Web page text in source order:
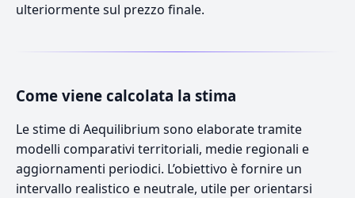
ulteriormente sul prezzo finale.
Come viene calcolata la stima
Le stime di Aequilibrium sono elaborate tramite
modelli comparativi territoriali, medie regionali e
aggiornamenti periodici. L’obiettivo è fornire un
intervallo realistico e neutrale, utile per orientarsi